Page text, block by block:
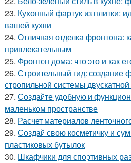
23. Кухонный фартук из плитки:
вашей кухни
24. Отличная отделка фронтона:
привлекательным
25. Фронтон дома: что это и как
26. Строительный гид: создание
стропильной системы
27. Создайте удобную и
маленьком пространстве
28. Расчет материалов
29. Создай свою косметичку и
пластиковых бутылок
30. Шкафчики для спортивных